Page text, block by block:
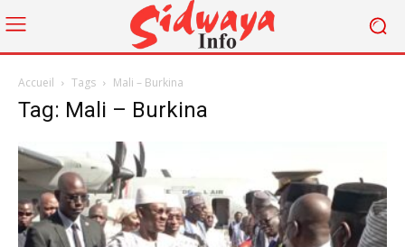
Accueil Tags Mali – Burkina
Tag: Mali – Burkina